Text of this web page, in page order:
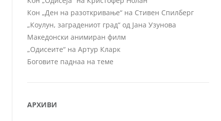
Кон „Ден на разоткривање“ на Стивен Спилберг
„Коулун, заградениот град“ од Јана Узунова
Македонски анимиран филм
„Одисеите“ на Артур Кларк
Боговите паднаа на теме
АРХИВИ